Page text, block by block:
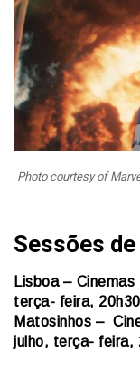
Photo courtesy of
Sessões
Lisboa –
terça- feira, 20h30
Matosinhos –
julho, terça- feira,